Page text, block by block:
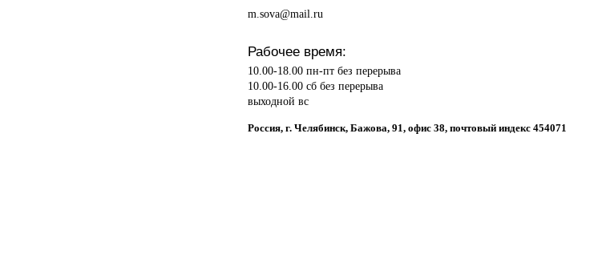
m.sova@mail.ru
Рабочее время:
10.00-18.00 пн-пт без перерыва
10.00-16.00 сб без перерыва
выходной вс
Россия, г. Челябинск, Бажова, 91, офис 38, почтовый индекс 454071